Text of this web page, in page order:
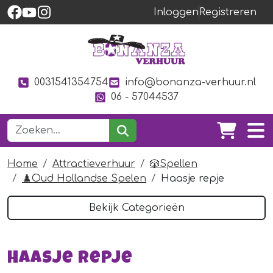
Inloggen Registreren
0031541354754
info@bonanza-verhuur.nl
06 - 57044537
Home Attractieverhuur
🎲Spellen
♟️Oud Hollandse Spelen
Haasje repje
Bekijk Categorieën
Haasje repje